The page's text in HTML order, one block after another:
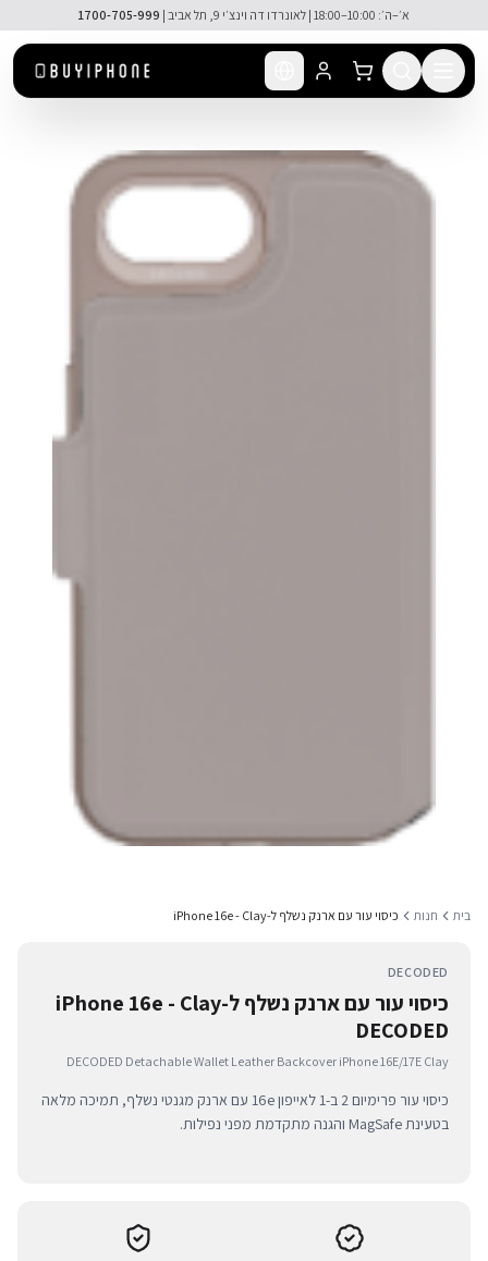
דלג לתוכן הראשי
בית חנות כיסוי עור עם ארנק נשלף ל-iPhone 16e - Clay
DECODED
כיסוי עור עם ארנק נשלף ל-iPhone 16e - Clay
DECODED
DECODED Detachable Wallet Leather Backcover iPhone 16E/17E Clay
כיסוי עור פרימיום 2 ב-1 לאייפון 16e עם ארנק מגנטי נשלף, תמיכה מלאה
בטעינת MagSafe והגנה מתקדמת מפני נפילות.